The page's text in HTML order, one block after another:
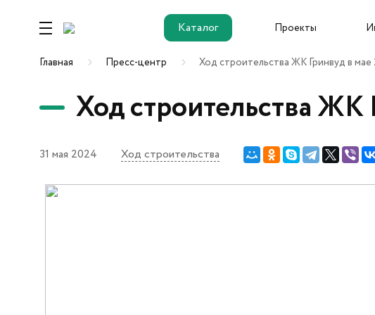
Каталог Проекты
Каталог
Ремонт от
застройщика
Главная Пресс-центр Ход строительства ЖК Гринвуд в мае
Ход строительства ЖК
31 мая 2024 Ход строительства